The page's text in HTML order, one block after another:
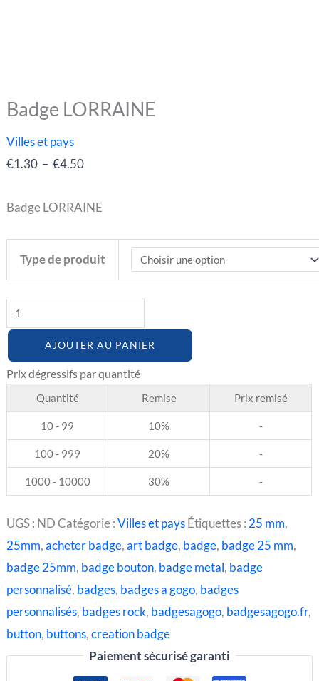
Badge LORRAINE
Villes et pays
€1.30 – €4.50
Plage
Badge LORRAINE
Type de produit
quantité
AJOUTER AU PANIER
Quantité Remise Prix remisé
10 - 99 10% -
100 - 999 20% -
1000 - 10000 30% -
UGS : NDCatégorie :Villes et paysÉtiquettes : 25 mm,
25mm,acheter badge,art badge, badge, badge 25 mm,
badge 25mm, badge bouton, badge metal, badge
personnalisé, badges, badges a gogo, badges
personnalisés, badges rock, badgesagogo, badgesagogo.fr,
button, buttons,creation badge
Paiement sécurisé garanti